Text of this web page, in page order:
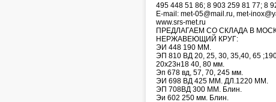
495 448 51 86; 8 903 259 81 77; 8
Е-mail: met-05@mail.ru, met-
www.srs-met.ru
ПРЕДЛАГАЕМ СО СКЛАДА В
НЕРЖАВЕЮЩИЙ КРУГ:
ЭИ 448 190 ММ.
ЭП 810 ВД 20, 25, 30, 35,40, 65
20х23н18 40, 80 мм.
Эп 678 вд, 57, 70, 245 мм.
ЭИ 698 ВД 425 ММ. ДЛ.1220 ММ.
ЭП 708ВД 300 ММ. Блин.
Эи 602 250 мм. Блин.